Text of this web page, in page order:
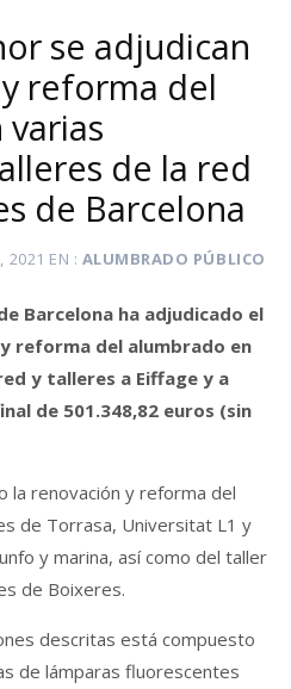
se adjudican
reforma del
de la red
de Barcelona
2021 EN ALUMBRADO PÚBLICO
Barcelona ha adjudicado el
reforma del alumbrado en
y talleres a Eiffage y a
de 501.348,82 euros (sin
la renovación y reforma del
de Torrasa, Universitat L1 y
y marina, así como del taller
de Boixeres.
descritas está compuesto
de lámparas fluorescentes